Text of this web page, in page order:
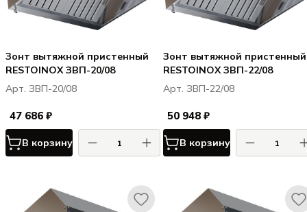
Зонт вытяжной пристенный
RESTOINOX ЗВП-20/08
Арт. ЗВП-20/08
47 686 ₽
В корзину
Зонт вытяжной пристенный
RESTOINOX ЗВП-22/08
Арт. ЗВП-22/08
50 948 ₽
В корзину